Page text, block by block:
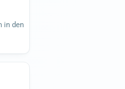
in den